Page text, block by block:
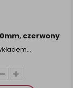
czerwony